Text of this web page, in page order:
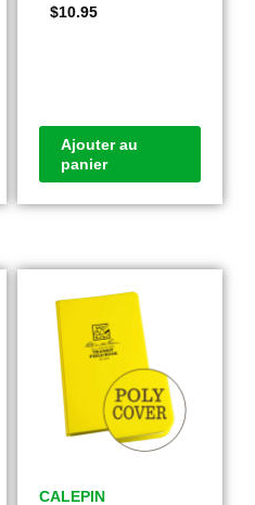
$10.95
Ajouter au
panier
CALEPIN